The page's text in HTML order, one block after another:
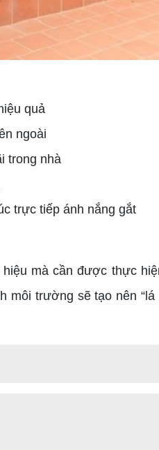
quả
ngoài
trong nhà
trực tiếp ánh nắng gắt
mà cần được thực
trường sẽ tạo nên